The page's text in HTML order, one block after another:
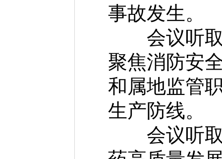
事故发生。
会议听取
聚焦消防安
和属地监管
生产防线。
会议听取